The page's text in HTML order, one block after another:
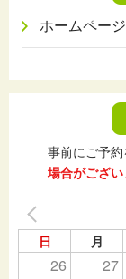
ホームペー
事前にご予
場合がござい
日 月
26 27